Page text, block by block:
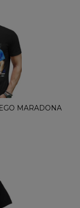
MARADONA